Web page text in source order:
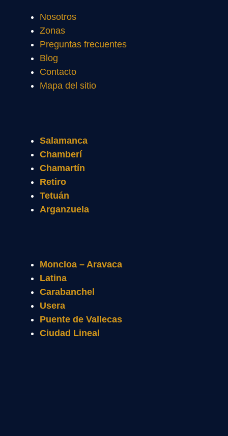
Nosotros
Zonas
Preguntas frecuentes
Blog
Contacto
Mapa del sitio
Salamanca
Chamberí
Chamartín
Retiro
Tetuán
Arganzuela
Moncloa – Aravaca
Latina
Carabanchel
Usera
Puente de Vallecas
Ciudad Lineal